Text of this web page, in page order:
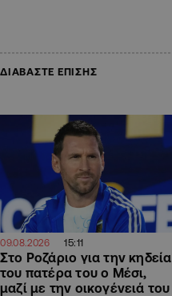
ΔΙΑΒΑΣΤΕ ΕΠΙΣΗΣ
09.08.2026 15:11
Στο Ροζάριο για την κηδεία
του πατέρα του ο Μέσι,
μαζί με την οικογένειά του